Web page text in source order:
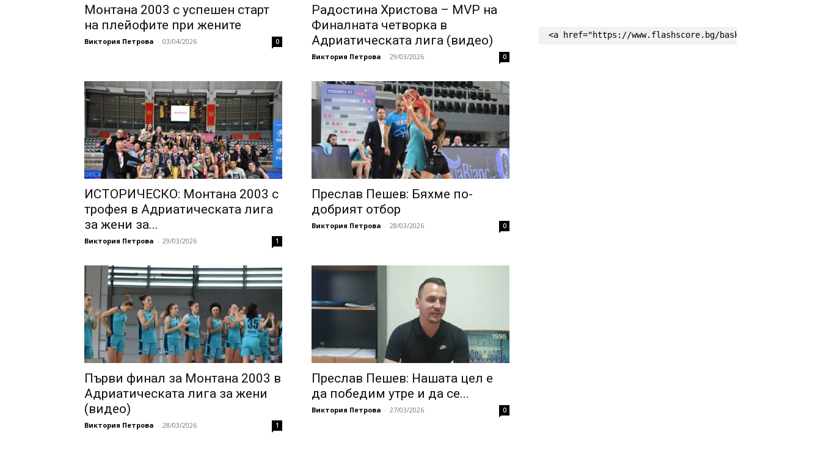
Монтана 2003 с успешен старт
на плейофите при жените
Виктория Петрова - 03/04/2026 0
Радостина Христова – MVP на
Финалната четворка в
Адриатическата лига (видео)
Виктория Петрова - 29/03/2026 0
ИСТОРИЧЕСКО: Монтана 2003 с
трофея в Адриатическата лига
за жени за...
Виктория Петрова - 29/03/2026 1
Преслав Пешев: Бяхме по-
добрият отбор
Виктория Петрова - 28/03/2026 0
Първи финал за Монтана 2003 в
Адриатическата лига за жени
(видео)
Виктория Петрова - 28/03/2026 1
Преслав Пешев: Нашата цел е
да победим утре и да се...
Виктория Петрова - 27/03/2026 0
<a href="https://www.flashscore.bg/basketball/"